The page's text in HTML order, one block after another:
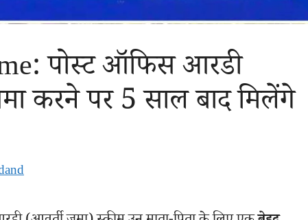
पोस्ट ऑफिस आरडी
करने पर 5 साल बाद मिलेंगे